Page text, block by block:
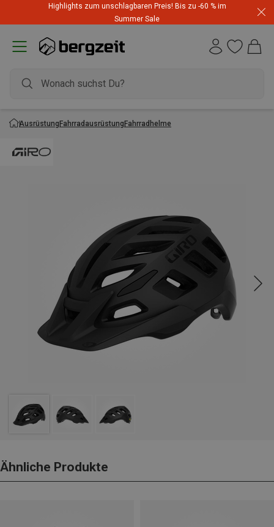
Highlights zum unschlagbaren Preis! Bis zu -60 % im
Summer Sale
AusrüstungFahrradausrüstungFahrradhelme
Ähnliche Produkte